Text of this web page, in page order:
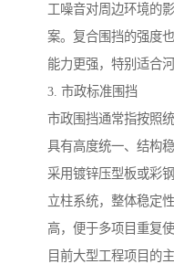
工噪音对周边环境的
案。复合围挡的强度
能力更强，特别适合
3. 市政标准围挡
市政围挡通常指按照
具有高度统一、结构
采用镀锌压型板或彩
立柱系统，整体稳定
高，便于多项目重复
目前大型工程项目的主